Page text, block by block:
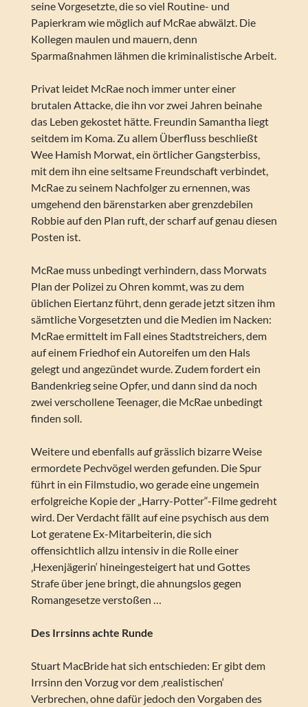
seine Vorgesetzte, die so viel Routine- und
Papierkram wie möglich auf McRae abwälzt. Die
Kollegen maulen und mauern, denn
Sparmaßnahmen lähmen die kriminalistische Arbeit.
Privat leidet McRae noch immer unter einer
brutalen Attacke, die ihn vor zwei Jahren beinahe
das Leben gekostet hätte. Freundin Samantha liegt
seitdem im Koma. Zu allem Überfluss beschließt
Wee Hamish Morwat, ein örtlicher Gangsterbiss,
mit dem ihn eine seltsame Freundschaft verbindet,
McRae zu seinem Nachfolger zu ernennen, was
umgehend den bärenstarken aber grenzdebilen
Robbie auf den Plan ruft, der scharf auf genau diesen
Posten ist.
McRae muss unbedingt verhindern, dass Morwats
Plan der Polizei zu Ohren kommt, was zu dem
üblichen Eiertanz führt, denn gerade jetzt sitzen ihm
sämtliche Vorgesetzten und die Medien im Nacken:
McRae ermittelt im Fall eines Stadtstreichers, dem
auf einem Friedhof ein Autoreifen um den Hals
gelegt und angezündet wurde. Zudem fordert ein
Bandenkrieg seine Opfer, und dann sind da noch
zwei verschollene Teenager, die McRae unbedingt
finden soll.
Weitere und ebenfalls auf grässlich bizarre Weise
ermordete Pechvögel werden gefunden. Die Spur
führt in ein Filmstudio, wo gerade eine ungemein
erfolgreiche Kopie der „Harry-Potter“-Filme gedreht
wird. Der Verdacht fällt auf eine psychisch aus dem
Lot geratene Ex-Mitarbeiterin, die sich
offensichtlich allzu intensiv in die Rolle einer
‚Hexenjägerin‘ hineingesteigert hat und Gottes
Strafe über jene bringt, die ahnungslos gegen
Romangesetze verstoßen …
Des Irrsinns achte Runde
Stuart MacBride hat sich entschieden: Er gibt dem
Irrsinn den Vorzug vor dem ‚realistischen‘
Verbrechen, ohne dafür jedoch den Vorgaben des